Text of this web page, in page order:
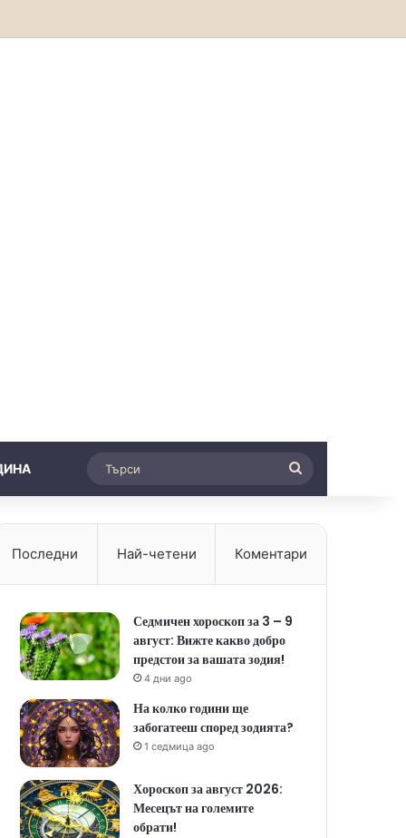
Последни Най-четени Коментари
Седмичен хороскоп за 3 – 9
август: Вижте какво добро
предстои за вашата зодия!
4 дни ago
На колко години ще
забогатееш според зодията?
1 седмица ago
Хороскоп за август 2026:
Месецът на големите
обрати!